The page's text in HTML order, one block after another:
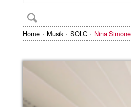
Home Musik SOLO Nina Simone